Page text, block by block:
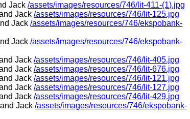
/assets/images/resources/746/lit-411-(1).jpg
/assets/images/resources/746/lit-125.jpg
/assets/images/resources/746/ekspobank-
/assets/images/resources/746/ekspobank-
/assets/images/resources/746/lit-405.jpg
/assets/images/resources/746/lit-676.jpg
/assets/images/resources/746/lit-121.jpg
/assets/images/resources/746/lit-127.jpg
/assets/images/resources/746/lit-429.jpg
/assets/images/resources/746/ekspobank-